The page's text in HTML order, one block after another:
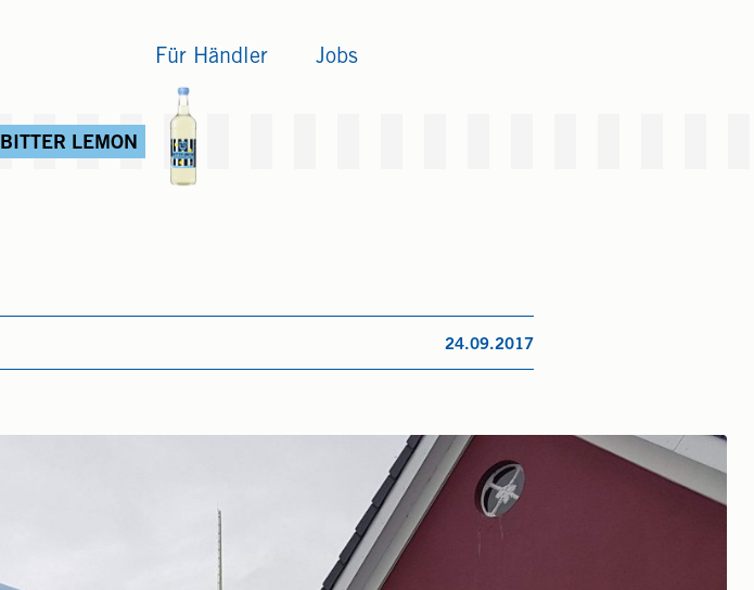
Für Händler Jobs
BITTER LEMON
24.09.2017